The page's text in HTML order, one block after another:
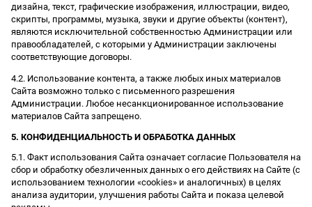
дизайна, текст, графические изображения, иллюстрации, видео,
скрипты, программы, музыка, звуки и другие объекты (контент),
являются исключительной собственностью Администрации или
правообладателей, с которыми у Администрации заключены
соответствующие договоры.
4.2. Использование контента, а также любых иных материалов
Сайта возможно только с письменного разрешения
Администрации. Любое несанкционированное использование
материалов Сайта запрещено.
5. КОНФИДЕНЦИАЛЬНОСТЬ И ОБРАБОТКА ДАННЫХ
5.1. Факт использования Сайта означает согласие Пользователя на
сбор и обработку обезличенных данных о его действиях на Сайте (с
использованием технологии «cookies» и аналогичных) в целях
анализа аудитории, улучшения работы Сайта и показа целевой